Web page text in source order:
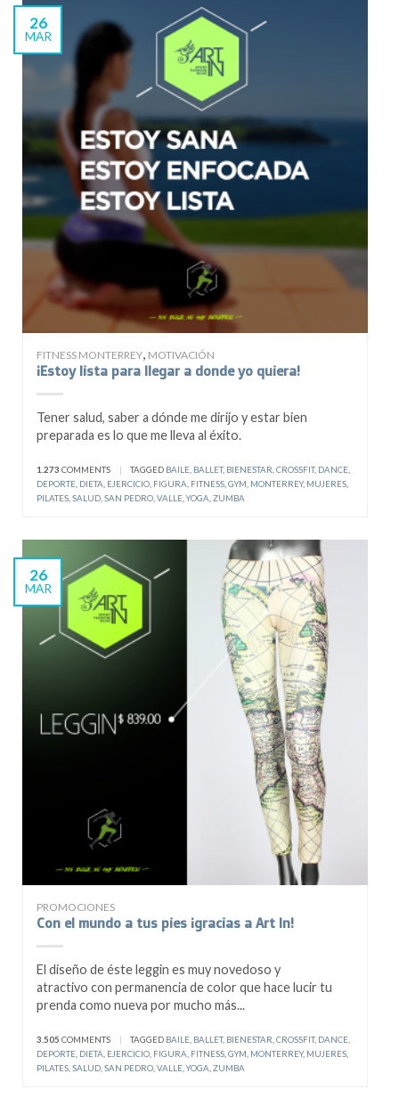
26
MAR
FITNESS MONTERREY, MOTIVACIÓN
¡Estoy lista para llegar a donde yo quiera!
Tener salud, saber a dónde me dirijo y estar bien
preparada es lo que me lleva al éxito.
1.273 COMMENTS | TAGGED BAILE BALLET, BIENESTAR CROSSFIT, DANCE
DEPORTE DIETA EJERCICIO FIGURA FITNESS GYM MONTERREY, MUJERES
PILATES SALUD SAN PEDRO VALLE ,YOGA ZUMBA
26
MAR
PROMOCIONES
Con el mundo a tus pies ¡gracias a Art In!
El diseño de éste leggin es muy novedoso y
atractivo con permanencia de color que hace lucir tu
prenda como nueva por mucho más...
3.505 COMMENTS | TAGGED BAILE BALLET, BIENESTAR CROSSFIT, DANCE
DEPORTE DIETA EJERCICIO FIGURA FITNESS GYM MONTERREY, MUJERES
PILATES SALUD SAN PEDRO VALLE ,YOGA ZUMBA